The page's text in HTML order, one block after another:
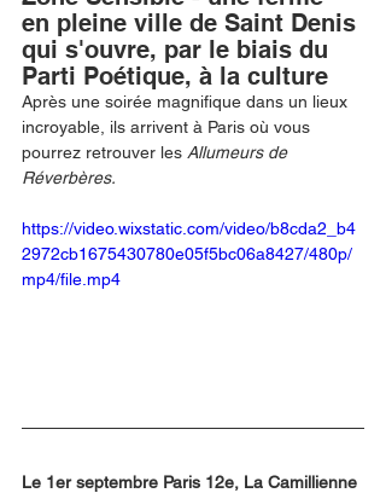
en pleine ville de Saint Denis
qui s'ouvre, par le biais du
Parti Poétique, à la culture
Après une soirée magnifique dans un lieux
incroyable, ils arrivent à Paris où vous
pourrez retrouver les Allumeurs de
Réverbères.
https://video.wixstatic.com/video/b8cda2_b4
2972cb1675430780e05f5bc06a8427/480p/
mp4/file.mp4
Le 1er septembre Paris 12e, La Camillienne